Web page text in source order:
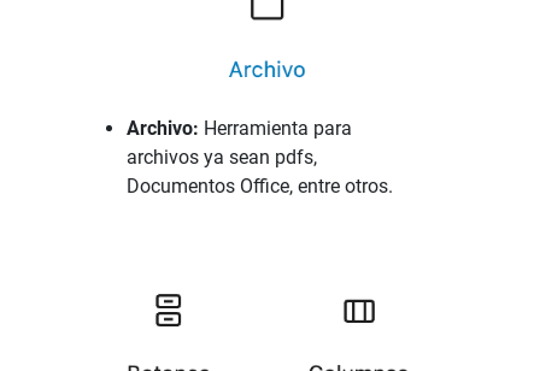
Archivo: Herramienta para
archivos ya sean pdfs,
Documentos Office, entre otros.